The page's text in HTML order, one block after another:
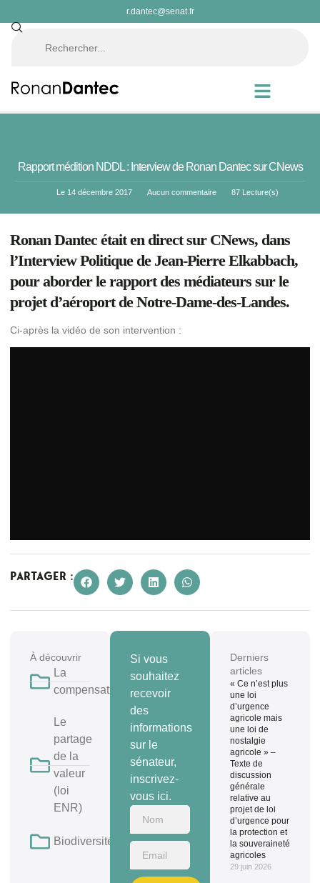
r.dantec@senat.fr
Rapport médition NDDL : Interview de Ronan Dantec sur CNews
Le 14 décembre 2017 Aucun commentaire 87 Lecture(s)
Ronan Dantec était en direct sur CNews, dans
l’Interview Politique de Jean-Pierre Elkabbach,
pour aborder le rapport des médiateurs sur le
projet d’aéroport de Notre-Dame-des-Landes.
Ci-après la vidéo de son intervention :
Partager :
À découvrir
La
compensation
Le
partage
de la
valeur
(loi
ENR)
Biodiversité
Si vous
souhaitez
recevoir
des
informations
sur le
sénateur,
inscrivez-
vous ici.
Derniers
articles
« Ce n’est plus
une loi
d’urgence
agricole mais
une loi de
nostalgie
agricole » –
Texte de
discussion
générale
relative au
projet de loi
d’urgence pour
la protection et
la souveraineté
agricoles
29 juin 2026